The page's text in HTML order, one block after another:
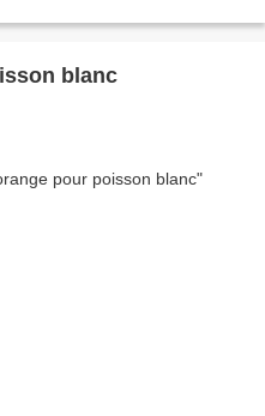
blanc